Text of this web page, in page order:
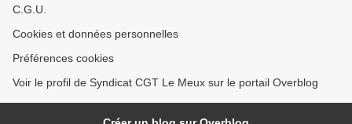
C.G.U.
Cookies et données personnelles
Préférences cookies
Voir le profil de Syndicat CGT Le Meux sur le portail Overblog